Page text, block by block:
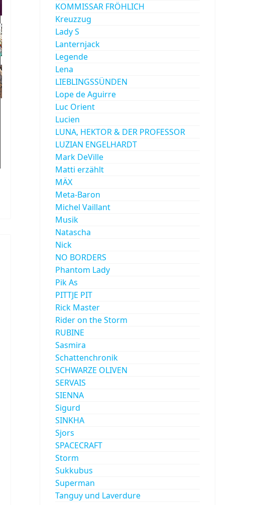
KOMMISSAR FRÖHLICH
Kreuzzug
Lady S
Lanternjack
Legende
Lena
LIEBLINGSSÜNDEN
Lope de Aguirre
Luc Orient
Lucien
LUNA, HEKTOR & DER PROFESSOR
LUZIAN ENGELHARDT
Mark DeVille
Matti erzählt
MÄX
Meta-Baron
Michel Vaillant
Musik
Natascha
Nick
NO BORDERS
Phantom Lady
Pik As
PITTJE PIT
Rick Master
Rider on the Storm
RUBINE
Sasmira
Schattenchronik
SCHWARZE OLIVEN
SERVAIS
SIENNA
Sigurd
SINKHA
Sjors
SPACECRAFT
Storm
Sukkubus
Superman
Tanguy und Laverdure